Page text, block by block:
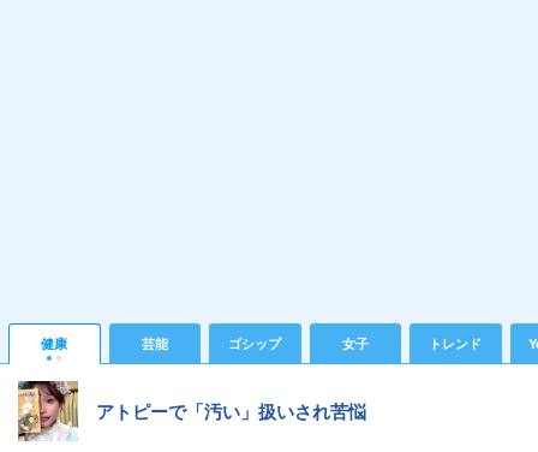
健康 芸能 ゴシップ 女子 トレンド
アトピーで「汚い」扱いされ苦悩